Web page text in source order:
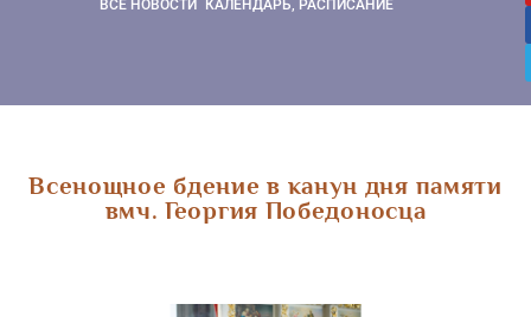
ВСЕ НОВОСТИ КАЛЕНДАРЬ, РАСПИСАНИЕ
Всенощное бдение в канун дня памяти
вмч. Георгия Победоносца